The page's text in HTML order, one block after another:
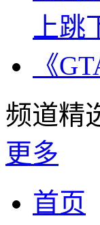
上
《
频道精
更多
首页